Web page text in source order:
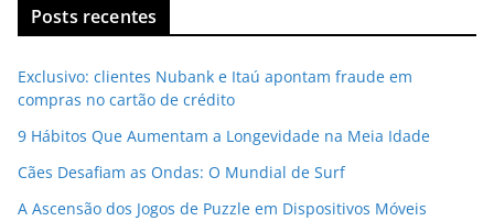
Posts recentes
Exclusivo: clientes Nubank e Itaú apontam fraude em
compras no cartão de crédito
9 Hábitos Que Aumentam a Longevidade na Meia Idade
Cães Desafiam as Ondas: O Mundial de Surf
A Ascensão dos Jogos de Puzzle em Dispositivos Móveis